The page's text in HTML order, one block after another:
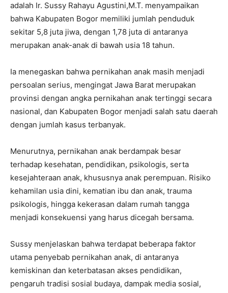
adalah Ir. Sussy Rahayu Agustini,M.T. menyampaikan
bahwa Kabupaten Bogor memiliki jumlah penduduk
sekitar 5,8 juta jiwa, dengan 1,78 juta di antaranya
merupakan anak-anak di bawah usia 18 tahun.
Ia menegaskan bahwa pernikahan anak masih menjadi
persoalan serius, mengingat Jawa Barat merupakan
provinsi dengan angka pernikahan anak tertinggi secara
nasional, dan Kabupaten Bogor menjadi salah satu daerah
dengan jumlah kasus terbanyak.
Menurutnya, pernikahan anak berdampak besar
terhadap kesehatan, pendidikan, psikologis, serta
kesejahteraan anak, khususnya anak perempuan. Risiko
kehamilan usia dini, kematian ibu dan anak, trauma
psikologis, hingga kekerasan dalam rumah tangga
menjadi konsekuensi yang harus dicegah bersama.
Sussy menjelaskan bahwa terdapat beberapa faktor
utama penyebab pernikahan anak, di antaranya
kemiskinan dan keterbatasan akses pendidikan,
pengaruh tradisi sosial budaya, dampak media sosial,